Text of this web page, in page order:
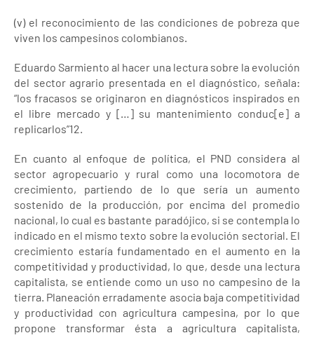
(v) el reconocimiento de las condiciones de pobreza que
viven los campesinos colombianos.
Eduardo Sarmiento al hacer una lectura sobre la evolución
del sector agrario presentada en el diagnóstico, señala:
“los fracasos se originaron en diagnósticos inspirados en
el libre mercado y […] su mantenimiento conduc[e] a
replicarlos”12.
En cuanto al enfoque de política, el PND considera al
sector agropecuario y rural como una locomotora de
crecimiento, partiendo de lo que sería un aumento
sostenido de la producción, por encima del promedio
nacional, lo cual es bastante paradójico, si se contempla lo
indicado en el mismo texto sobre la evolución sectorial. El
crecimiento estaría fundamentado en el aumento en la
competitividad y productividad, lo que, desde una lectura
capitalista, se entiende como un uso no campesino de la
tierra. Planeación erradamente asocia baja competitividad
y productividad con agricultura campesina, por lo que
propone transformar ésta a agricultura capitalista,